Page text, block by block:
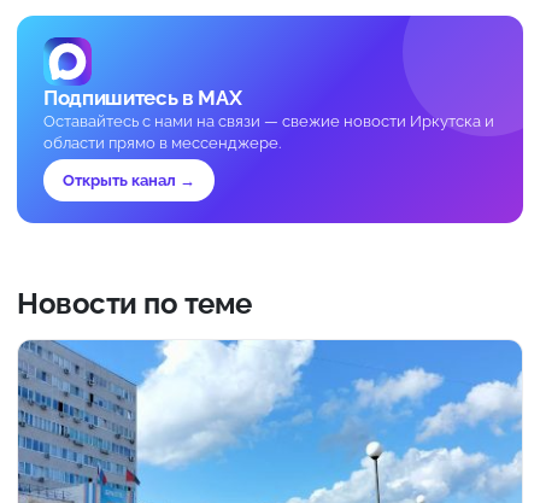
Подпишитесь в MAX
Оставайтесь с нами на связи — свежие новости Иркутска и
области прямо в мессенджере.
Открыть канал →
Новости по теме